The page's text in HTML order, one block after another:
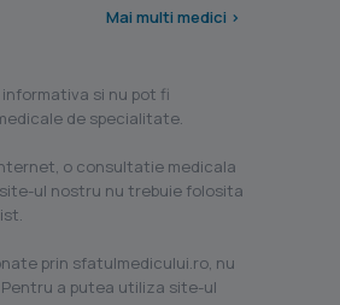
Mai multi medici >
si nu pot fi
de specialitate.
o consultatie medicala
ul nostru nu trebuie folosita
prin sfatulmedicului.ro, nu
a putea utiliza site-ul